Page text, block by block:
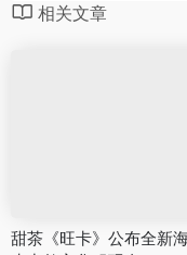
相关文章
甜茶《旺卡》公布全新